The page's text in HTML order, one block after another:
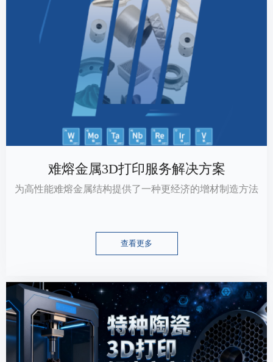
难熔金属3D打印服务解决方案
为高性能难熔金属结构提供了一种更经济的增材制造方法
查看更多